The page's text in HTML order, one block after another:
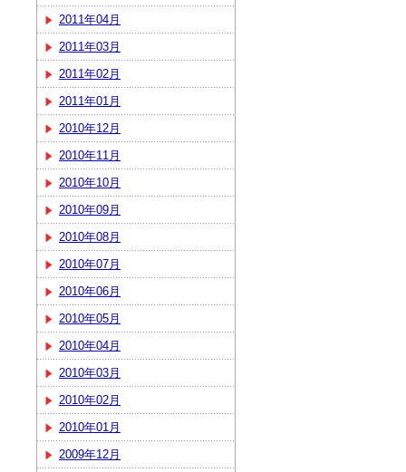
2011年04月
2011年03月
2011年02月
2011年01月
2010年12月
2010年11月
2010年10月
2010年09月
2010年08月
2010年07月
2010年06月
2010年05月
2010年04月
2010年03月
2010年02月
2010年01月
2009年12月